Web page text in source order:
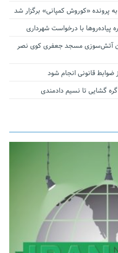
پرونده «کوروش کمپانی» برگزار شد
پیاده‌روها با درخواست شهرداری
آتش‌سوزی مسجد جعفری کوی نصر
ضوابط قانونی انجام شود
گشایی تا نسیم دادمندی